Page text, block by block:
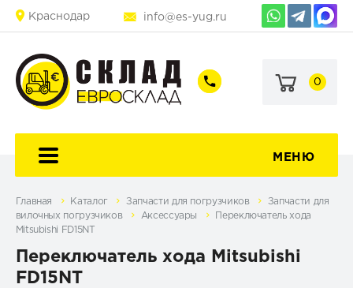
Краснодар info@es-yug.ru
+7
60-
+7
69-
0
МЕНЮ
Главная Каталог Запчасти для погрузчиков
Запчасти для
вилочных погрузчиков
Аксессуары
Переключатель хода
Mitsubishi FD15NT
Переключатель хода Mitsubishi
FD15NT